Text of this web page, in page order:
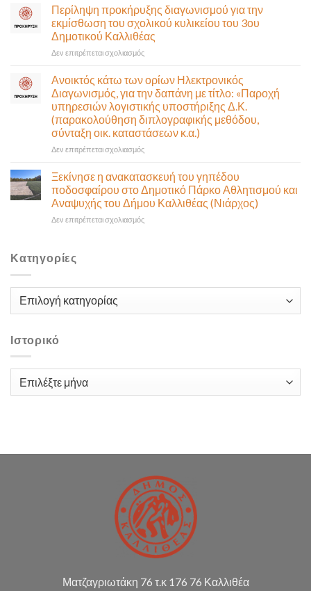
που
θα
γίνει
δια
ζώσης
αίθουσα
Δημοτικού
Συμβουλίου)
&
με
τηλεδιάσκεψη
(μικτή
Πέμπτη
06
Αυγούστου
&
προκήρυξης
διαγωνισμού
για
την
εκμίσθωση
σχολικού
κυλικείου
του
1ου
Δημοτικού
Καλλιθέας
Περίληψη προκήρυξης διαγωνισμού για την
εκμίσθωση του σχολικού κυλικείου του 3ου
Δημοτικού Καλλιθέας
Δεν επιτρέπεται σχολιασμόςστο
προκήρυξης
διαγωνισμού
για
την
εκμίσθωση
του
σχολικού
3ου
Δημοτικού
Καλλιθέας
Ανοικτός κάτω των ορίων Ηλεκτρονικός
Διαγωνισμός, για την δαπάνη με τίτλο: «Παροχή
υπηρεσιών λογιστικής υποστήριξης Δ.Κ.
(παρακολούθηση διπλογραφικής μεθόδου,
σύνταξη οικ. καταστάσεων κ.α.)
Δεν επιτρέπεται σχολιασμόςστο
των
ορίων
Ηλεκτρονικός
Διαγωνισμός,
«Παροχή
λογιστικής
οικ.
Ξεκίνησε η ανακατασκευή του γηπέδου
ποδοσφαίρου στο Δημοτικό Πάρκο Αθλητισμού και
Αναψυχής του Δήμου Καλλιθέας (Νιάρχος)
Δεν επιτρέπεται σχολιασμόςστο
ποδοσφαίρου
Δημοτικό
Καλλιθέας
Κατηγορίες
Κατηγορίες
Ιστορικό
Ιστορικό
Ματζαγριωτάκη 76 τ.κ 176 76 Καλλιθέα